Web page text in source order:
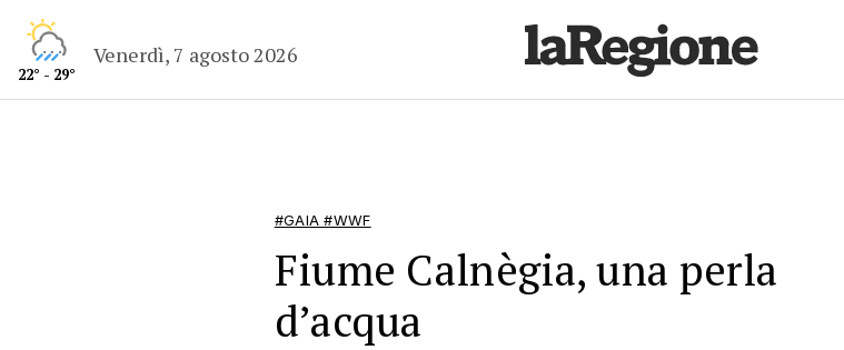
22° - 29°
Venerdì, 7 agosto 2026
#GAIA #WWF
Fiume Calnègia, una perla
d’acqua